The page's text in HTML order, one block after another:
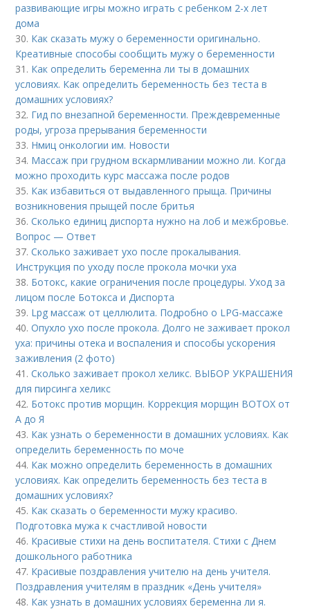
развивающие игры можно играть с ребенком 2-х лет
дома
30. Как сказать мужу о беременности оригинально.
Креативные способы сообщить мужу о беременности
31. Как определить беременна ли ты в домашних
условиях. Как определить беременность без теста в
домашних условиях?
32. Гид по внезапной беременности. Преждевременные
роды, угроза прерывания беременности
33. Нмиц онкологии им. Новости
34. Массаж при грудном вскармливании можно ли. Когда
можно проходить курс массажа после родов
35. Как избавиться от выдавленного прыща. Причины
возникновения прыщей после бритья
36.Сколько единиц диспорта нужно на лоб и межбровье.
Вопрос — Ответ
37.Сколько заживает ухо после прокалывания.
Инструкция по уходу после прокола мочки уха
38. Ботокс, какие ограничения после процедуры. Уход за
лицом после Ботокса и Диспорта
39. Lpg массаж от целлюлита. Подробно о LPG-массаже
40.Опухло ухо после прокола. Долго не заживает прокол
уха: причины отека и воспаления и способы ускорения
заживления (2 фото)
41.Сколько заживает прокол хеликс. ВЫБОР УКРАШЕНИЯ
для пирсинга хеликс
42. Ботокс против морщин. Коррекция морщин BOTOX от
А до Я
43. Как узнать о беременности в домашних условиях. Как
определить беременность по моче
44. Как можно определить беременность в домашних
условиях. Как определить беременность без теста в
домашних условиях?
45. Как сказать о беременности мужу красиво.
Подготовка мужа к счастливой новости
46. Красивые стихи на день воспитателя. Стихи с Днем
дошкольного работника
47. Красивые поздравления учителю на день учителя.
Поздравления учителям в праздник «День учителя»
48. Как узнать в домашних условиях беременна ли я.